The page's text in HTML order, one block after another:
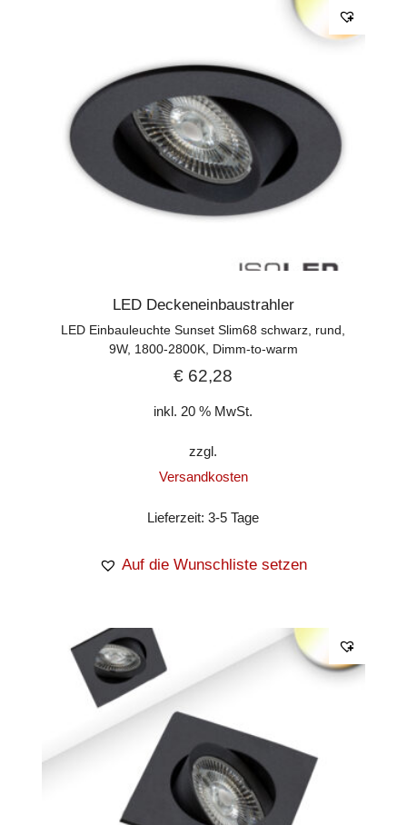
LED Deckeneinbaustrahler
LED Einbauleuchte Sunset Slim68 schwarz, rund,
9W, 1800-2800K, Dimm-to-warm
€ 62,28
inkl. 20 % MwSt.
zzgl.
Versandkosten
Lieferzeit:3-5 Tage
Auf die Wunschliste setzen